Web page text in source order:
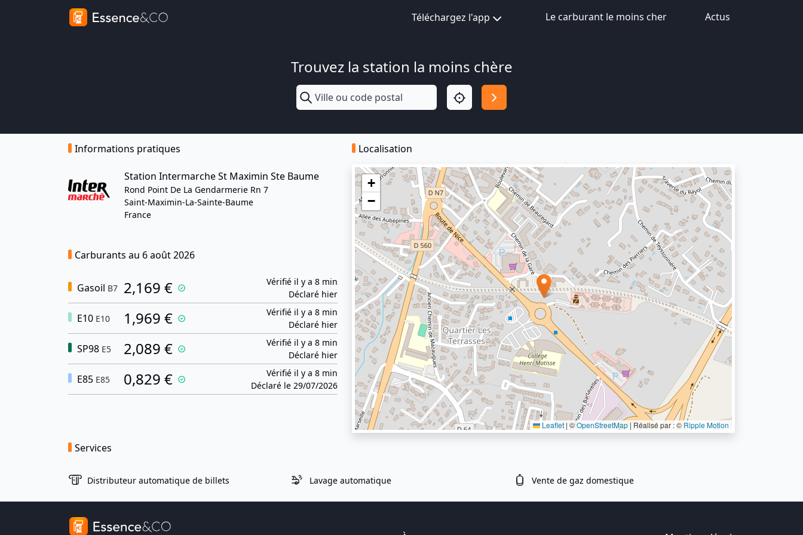
Téléchargez l'app Le carburant le moins cher Actus
Trouvez la station la moins chère
Informations pratiques
Station Intermarche St Maximin Ste Baume
Rond Point De La Gendarmerie Rn 7
Saint-Maximin-La-Sainte-Baume
France
Carburants au 6 août 2026
Gasoil B7 2,169 €
Vérifié il y a 8 min
Déclaré hier
E10 E10 1,969 €
Vérifié il y a 8 min
Déclaré hier
SP98 E5 2,089 €
Vérifié il y a 8 min
Déclaré hier
E85 E85 0,829 €
Vérifié il y a 8 min
Déclaré le 29/07/2026
Localisation
+
−
Leaflet | ©OpenStreetMap| Réalisé par : ©Ripple Motion
Services
Distributeur automatique de billets Lavage automatique Vente de gaz domestique